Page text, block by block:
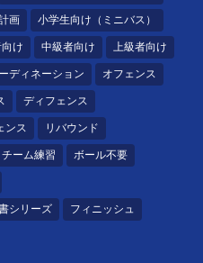
画 小学生向け（ミニバス）
け 中級者向け 上級者向け
ディネーション オフェンス
ディフェンス
ンス リバウンド
チーム練習 ボール不要
シリーズ フィニッシュ